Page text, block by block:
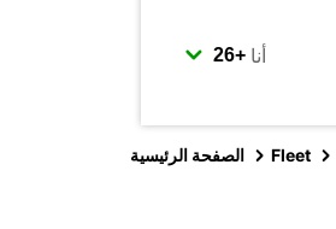
أنا
الصفحة الرئيسية Fleet